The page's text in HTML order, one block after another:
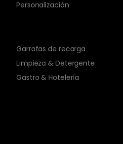
Personalización
Garrafas de recarga
Limpieza & Detergente
Gastro & Hotelería